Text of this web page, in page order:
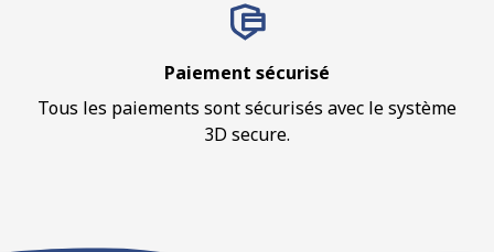
Paiement sécurisé
Tous les paiements sont sécurisés avec le système
3D secure.